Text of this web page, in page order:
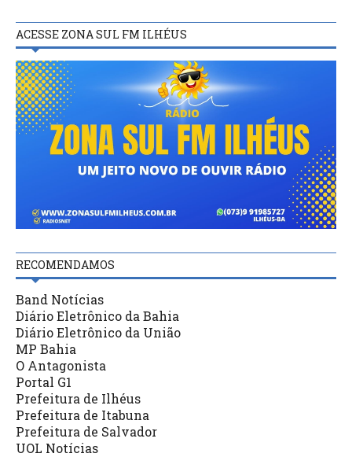
ACESSE ZONA SUL FM ILHÉUS
RECOMENDAMOS
Band Notícias
Diário Eletrônico da Bahia
Diário Eletrônico da União
MP Bahia
O Antagonista
Portal G1
Prefeitura de Ilhéus
Prefeitura de Itabuna
Prefeitura de Salvador
UOL Notícias